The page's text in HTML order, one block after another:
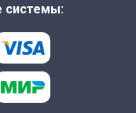
системы: